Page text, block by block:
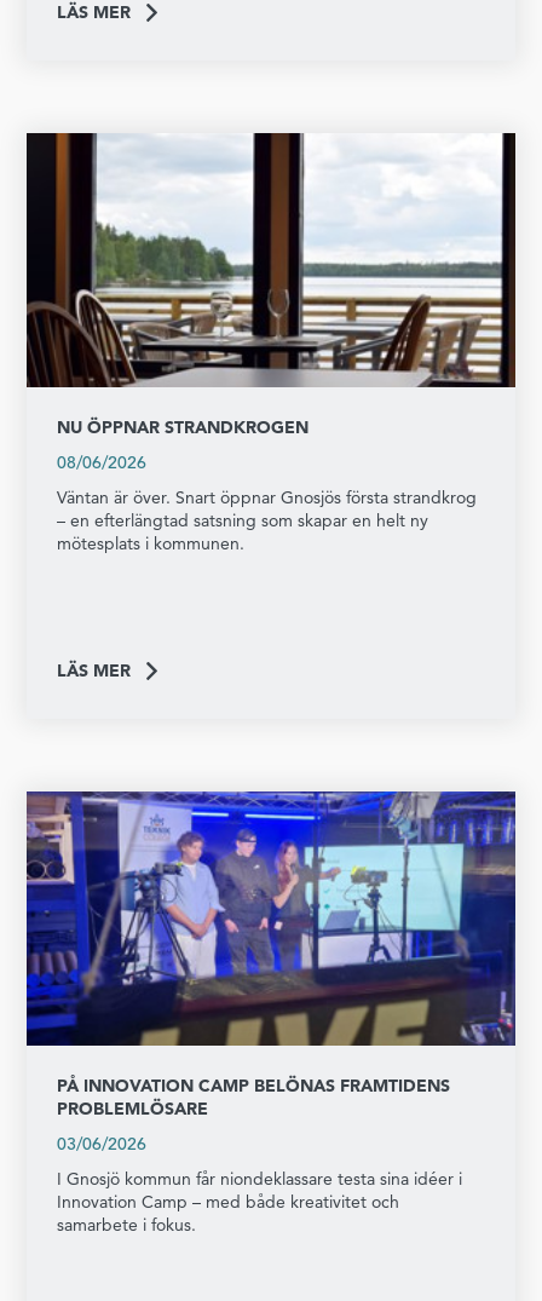
LÄS MER
NU ÖPPNAR STRANDKROGEN
08/06/2026
Väntan är över. Snart öppnar Gnosjös första strandkrog
– en efterlängtad satsning som skapar en helt ny
mötesplats i kommunen.
LÄS MER
PÅ INNOVATION CAMP BELÖNAS FRAMTIDENS
PROBLEMLÖSARE
03/06/2026
I Gnosjö kommun får niondeklassare testa sina idéer i
Innovation Camp – med både kreativitet och
samarbete i fokus.